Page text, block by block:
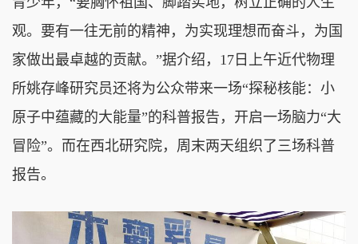
观。要有一往无前的精神，为实现理想而奋斗，为国
家做出最卓越的贡献。”据介绍，17日上午近代物理
所姚存峰研究员还将为公众带来一场“探秘核能：小
原子中蕴藏的大能量”的科普报告，开启一场脑力“大
冒险”。而在西北研究院，周末两天组织了三场科普
报告。